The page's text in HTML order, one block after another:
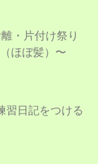
・片付け祭り
ほぼ髪）〜
習日記をつける